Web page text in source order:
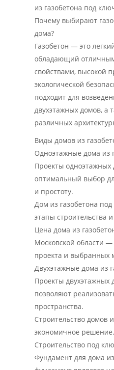
из газобетона под
Почему выбирают
дома?
Газобетон — это
обладающий
свойствами, высокой
экологической
подходит для
двухэтажных домов, а
различных
Виды домов из
Одноэтажные дома из
Проекты одноэтажных
оптимальный выбор
и простоту.
Дом из газобетона
этапы строительства
Цена дома из
Московской области
проекта и выбранных
Двухэтажные дома из
Проекты двухэтажных
позволяют
пространства.
Строительство домов
экономичное решение.
Строительство под
Фундамент для дома